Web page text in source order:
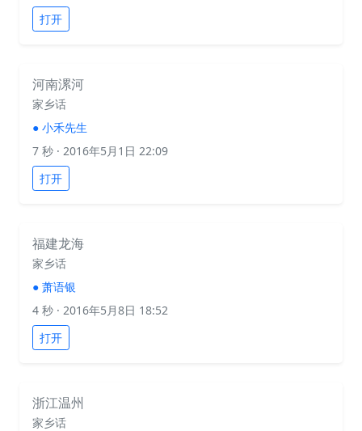
打开
河南漯河
家乡话
● 小禾先生
7 秒 · 2016年5月1日 22:09
打开
福建龙海
家乡话
● 萧语银
4 秒 · 2016年5月8日 18:52
打开
浙江温州
家乡话